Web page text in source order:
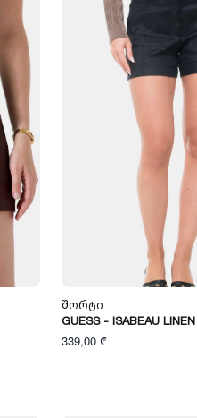
Შორტი
GUESS - ISABEAU
339,00 ₾